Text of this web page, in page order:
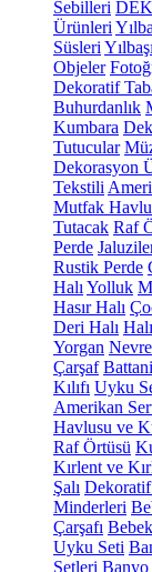
Sebilleri
Ürünleri
Süsleri
Objeler
Dekoratif
Buhurdanlık
Kumbara
Tutucular
Dekorasyon
Tekstili
Mutfak
Tutacak Raf
Perde
Rustik Perde
Halı Yolluk
Hasır Halı
Deri Halı
Yorgan
Çarşaf
Kılıfı Uyku
Amerikan
Havlusu ve
Raf Örtüsü
Kırlent ve
Şalı Dekoratif
Minderleri
Çarşafı
Uyku Seti
Setleri Banyo